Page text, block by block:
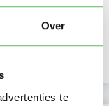
Over
te